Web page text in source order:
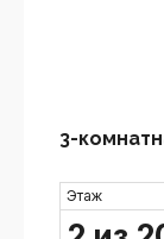
3-
Этаж